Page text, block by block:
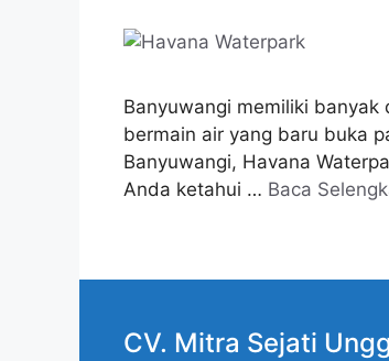
Banyuwangi memiliki
bermain air yang baru buka
Banyuwangi, Havana
Anda ketahui … Baca
CV. Mitra Sejati